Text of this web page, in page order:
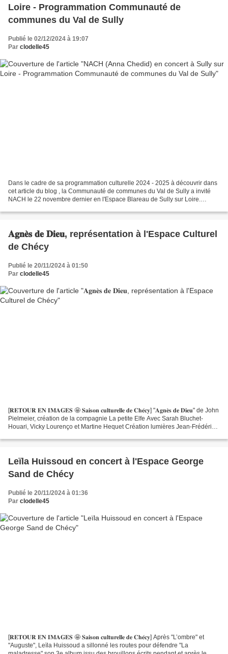
Loire - Programmation Communauté de
communes du Val de Sully
Publié le 02/12/2024 à 19:07
Par clodelle45
Dans le cadre de sa programmation culturelle 2024 - 2025 à découvrir dans
cet article du blog , la Communauté de communes du Val de Sully a invité
NACH le 22 novembre dernier en l'Espace Blareau de Sully sur Loire.
𝐀𝐠𝐧𝐞̀𝐬 𝐝𝐞 𝐃𝐢𝐞𝐮, représentation à l'Espace Culturel
de Chécy
Publié le 20/11/2024 à 01:50
Par clodelle45
[𝐑𝐄𝐓𝐎𝐔𝐑 𝐄𝐍 𝐈𝐌𝐀𝐆𝐄𝐒 🤩 𝐒𝐚𝐢𝐬𝐨𝐧 𝐜𝐮𝐥𝐭𝐮𝐫𝐞𝐥𝐥𝐞 𝐝𝐞 𝐂𝐡𝐞́𝐜𝐲] "𝐀𝐠𝐧𝐞̀𝐬 𝐝𝐞 𝐃𝐢𝐞𝐮" de John
Pielmeier, création de la compagnie La petite Elfe Avec Sarah Bluchet-
Houari, Vicky Lourenço et Martine Hequet Création lumières Jean-Frédéric
Leïla Huissoud en concert à l'Espace George
Sand de Chécy
Publié le 20/11/2024 à 01:36
Par clodelle45
[𝐑𝐄𝐓𝐎𝐔𝐑 𝐄𝐍 𝐈𝐌𝐀𝐆𝐄𝐒 🤩 𝐒𝐚𝐢𝐬𝐨𝐧 𝐜𝐮𝐥𝐭𝐮𝐫𝐞𝐥𝐥𝐞 𝐝𝐞 𝐂𝐡𝐞́𝐜𝐲] Après "L’ombre" et
"Auguste", Leïla Huissoud a sillonné les routes pour défendre "La